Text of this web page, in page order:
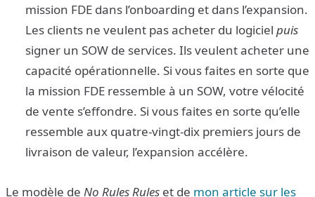
mission FDE dans l’onboarding et dans l’expansion.
Les clients ne veulent pas acheter du logiciel puis
signer un SOW de services. Ils veulent acheter une
capacité opérationnelle. Si vous faites en sorte que
la mission FDE ressemble à un SOW, votre vélocité
de vente s’effondre. Si vous faites en sorte qu’elle
ressemble aux quatre-vingt-dix premiers jours de
livraison de valeur, l’expansion accélère.
Le modèle de No Rules Rules et de mon article sur les